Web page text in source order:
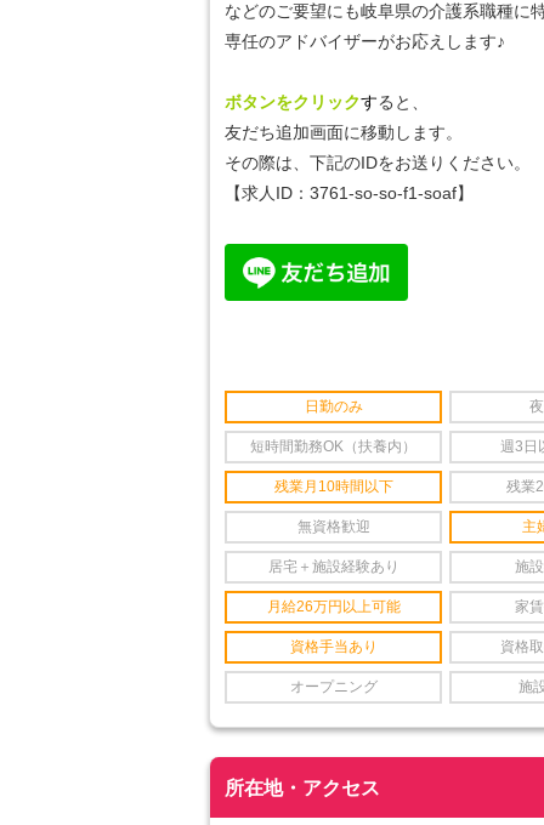
などのご要望にも岐阜県の介護系職種に
専任のアドバイザーがお応えします♪
ボタンをクリックすると、
友だち追加画面に移動します。
その際は、下記のIDをお送りください。
【求人ID： 3761-so-so-f1-soaf】
日勤のみ
短時間勤務OK（扶養内） 週3日
残業月10時間以下 残業
無資格歓迎 主
居宅＋施設経験あり 施
月給26万円以上可能 家
資格手当あり 資格
オープニング 施
所在地・アクセス